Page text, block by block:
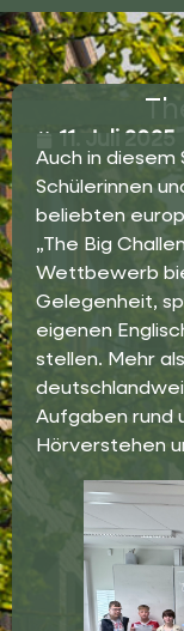
11. Juli 2025
Auch in diesem
Schülerinnen
beliebten
„The Big
Wettbewerb
Gelegenheit,
eigenen
stellen. Mehr
Aufgaben rund
Hörverstehen